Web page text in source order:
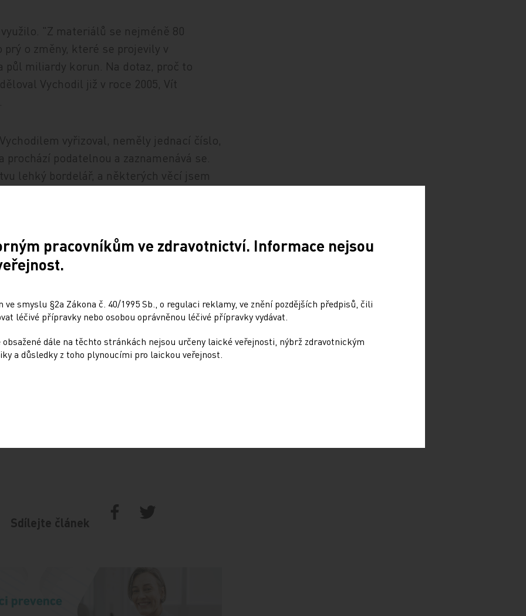
"Z materiálů se nejméně 80
o změny, které se projevily v
miliardy korun. Na dotaz, proč to
Vychodil již v roce 2005, Vít
vyřizoval, neměly jednací číslo,
podatelnou a zaznamenává se.
lehký bordelář, a některých věcí jsem
dodal Vít. Za problematické smlouvy
minulosti od tehdejší ministra Tomáše
ohodnocení.
jaře organizace Transparency
od roku 2000, policie obvinila loni v
vedoucí funkci dočasně zastávala jeho
hygienikem jmenovala šéfa
Valentu. Vít je nyní zaměstnán v
Sdílejte článek
pracovníkům ve zdravotnictví. Informace nejsou
smyslu §2a Zákona č. 40/1995 Sb., o regulaci reklamy, ve znění pozdějších předpisů, čili
léčivé přípravky nebo osobou oprávněnou léčivé přípravky vydávat.
dále na těchto stránkách nejsou určeny laické veřejnosti, nýbrž zdravotnickým
a důsledky z toho plynoucími pro laickou veřejnost.